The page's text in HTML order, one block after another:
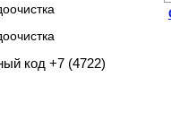
код +7 (4722)